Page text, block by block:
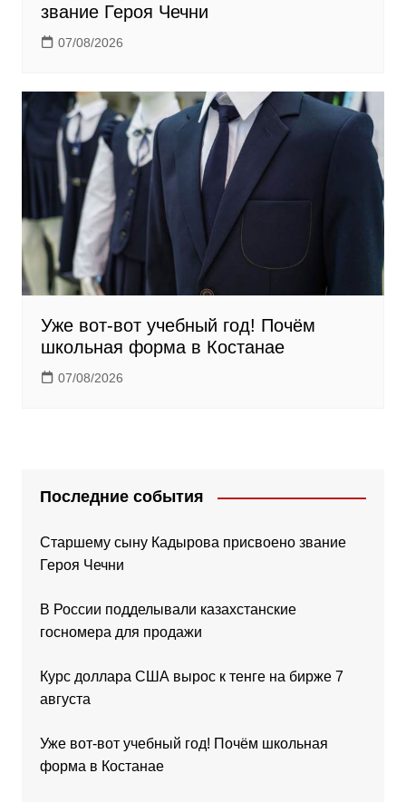
звание Героя Чечни
07/08/2026
Уже вот-вот учебный год! Почём
школьная форма в Костанае
07/08/2026
Последние события
Старшему сыну Кадырова присвоено звание
Героя Чечни
В России подделывали казахстанские
госномера для продажи
Курс доллара США вырос к тенге на бирже 7
августа
Уже вот-вот учебный год! Почём школьная
форма в Костанае